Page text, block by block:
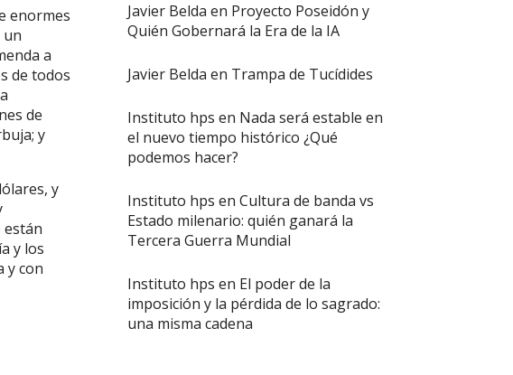
enormes
un
a
de todos
de
y
y
están
y los
y con
Javier Belda en Proyecto Poseidón y
Quién Gobernará la Era de la IA
Javier Belda en Trampa de Tucídides
Instituto hps en Nada será estable en
el nuevo tiempo histórico ¿Qué
podemos hacer?
Instituto hps en Cultura de banda vs
Estado milenario: quién ganará la
Tercera Guerra Mundial
Instituto hps en El poder de la
imposición y la pérdida de lo sagrado:
una misma cadena